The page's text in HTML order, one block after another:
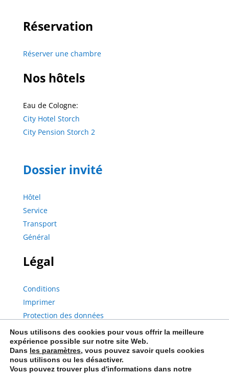
Réservation
Réserver une chambre
Nos hôtels
Eau de Cologne:
City Hotel Storch
City Pension Storch 2
Dossier invité
Hôtel
Service
Transport
Général
Légal
Conditions
Imprimer
Protection des données
© Copyright 2023 | City Hotel Storch | Tous les droits sont réservés.
Nous utilisons des cookies pour vous offrir la meilleure
expérience possible sur notre site Web.
Dans les paramètres, vous pouvez savoir quels cookies
nous utilisons ou les désactiver.
Vous pouvez trouver plus d'informations dans notre